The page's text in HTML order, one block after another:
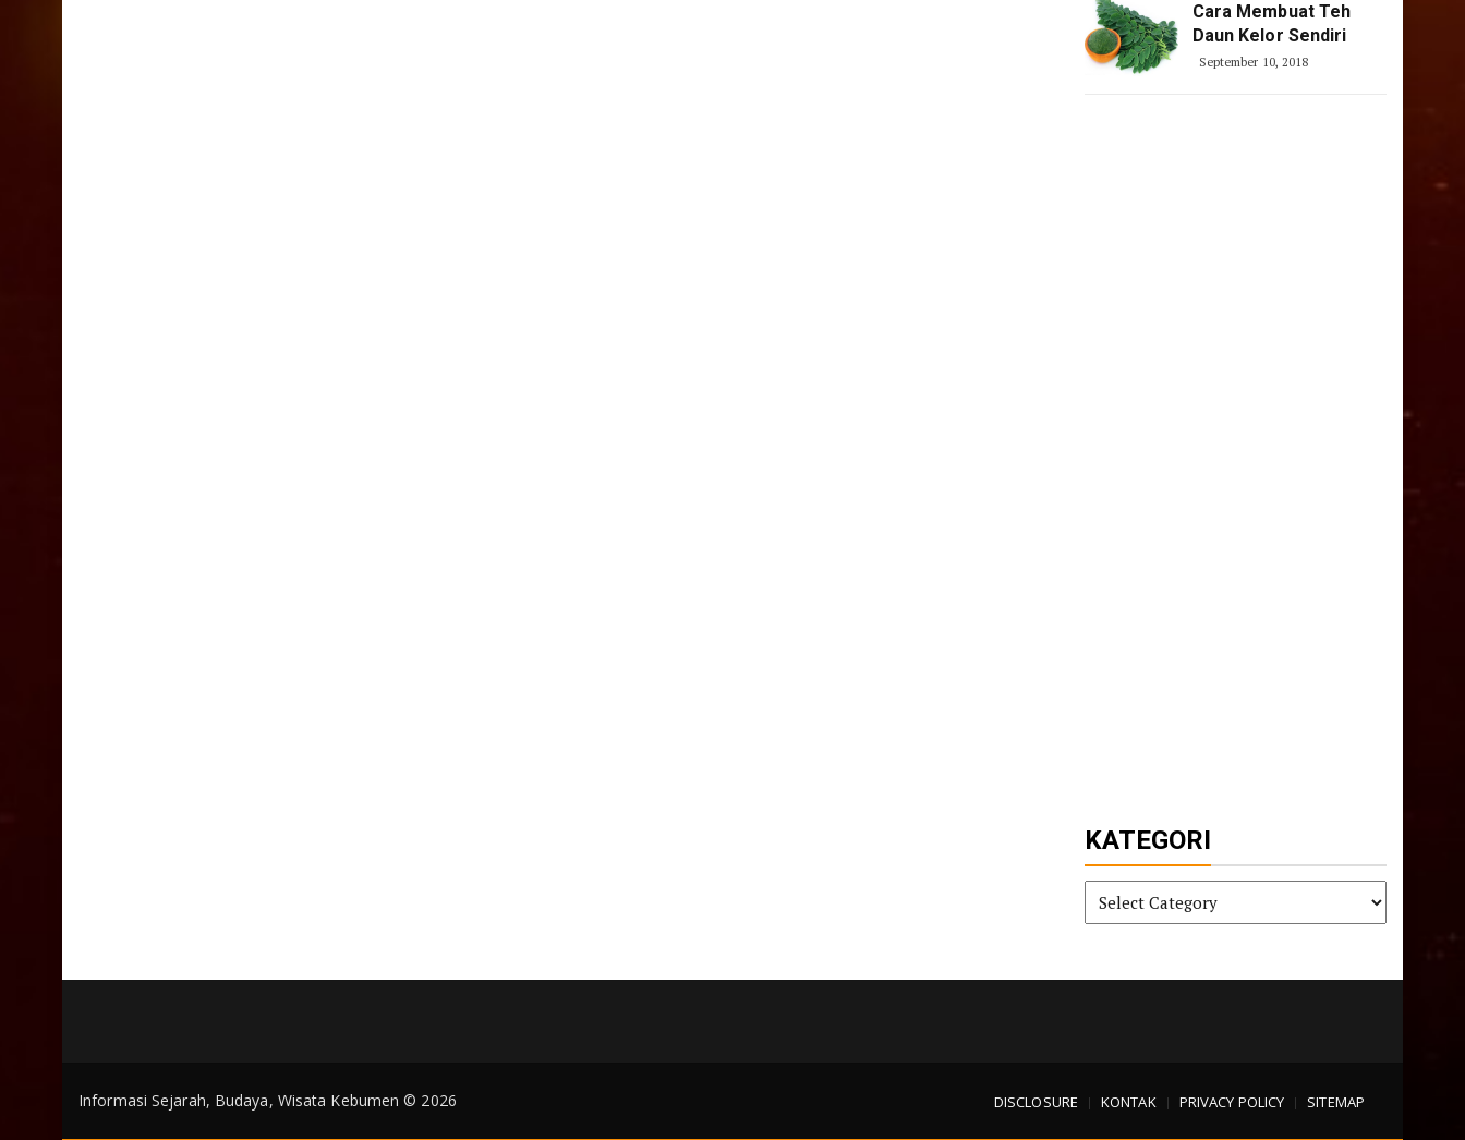
Cara Membuat Teh
Daun Kelor Sendiri
September 10, 2018
KATEGORI
KATEGORI
DISCLOSURE KONTAK PRIVACY POLICY SITEMAP
Informasi Sejarah, Budaya, Wisata Kebumen © 2026